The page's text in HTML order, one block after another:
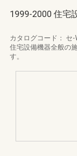
1999-2000 住宅
カタログコード： セ-
住宅設備機器全般の
す。